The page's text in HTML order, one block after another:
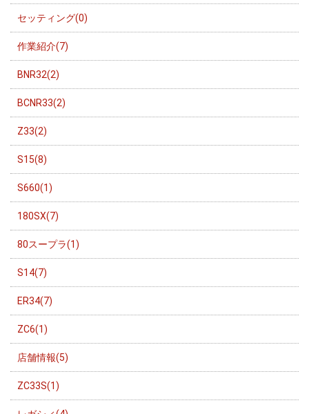
セッティング(0)
作業紹介(7)
BNR32(2)
BCNR33(2)
Z33(2)
S15(8)
S660(1)
180SX(7)
80スープラ(1)
S14(7)
ER34(7)
ZC6(1)
店舗情報(5)
ZC33S(1)